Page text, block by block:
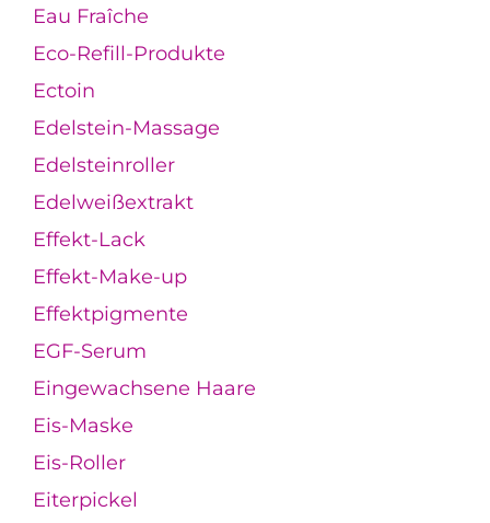
Eau Fraîche
Eco-Refill-Produkte
Ectoin
Edelstein-Massage
Edelsteinroller
Edelweißextrakt
Effekt-Lack
Effekt-Make-up
Effektpigmente
EGF-Serum
Eingewachsene Haare
Eis-Maske
Eis-Roller
Eiterpickel